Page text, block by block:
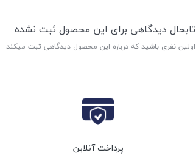
تابحال دیدگاهی برای این محصول ثبت نشده
اولین نفری باشید که درباره این محصول دیدگاهی ثبت میکند
پرداخت آنلاین